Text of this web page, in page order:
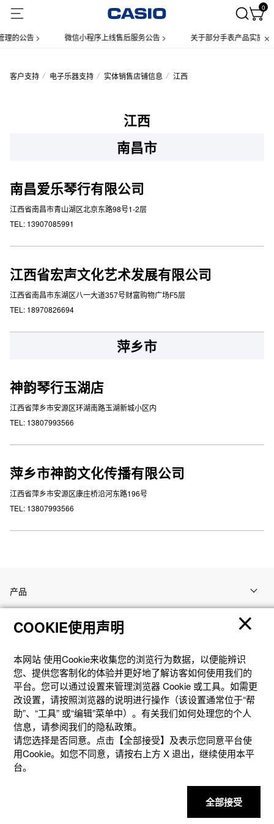
0
的公告 > 微信小程序上线售后服务公告 > 关于部分手表产品实施【
客户支持 电子乐器支持 实体销售店铺信息 江西
江西
南昌市
南昌爱乐琴行有限公司
江西省南昌市青山湖区北京东路98号1-2层
TEL: 13907085991
江西省宏声文化艺术发展有限公司
江西省南昌市东湖区八一大道357号财富购物广场F5层
TEL: 18970826694
萍乡市
神韵琴行玉湖店
江西省萍乡市安源区环湖南路玉湖新城小区内
TEL: 13807993566
萍乡市神韵文化传播有限公司
江西省萍乡市安源区康庄桥沿河东路196号
TEL: 13807993566
产品
客户支持
资讯
社交媒体
© 2025 卡西欧（中国）贸易有限公司 CASIO(China) Co., Ltd
COOKIE使用声明
本网站 使⽤Cookie来收集您的浏览⾏为数据，以便能辨识
您、提供您客制化的体验并更好地了解访客如何使⽤我们的
平台。您可以通过设置来管理浏览器 Cookie 或⼯具。如需更
改设置，请按照浏览器的说明进⾏操作（该设置通常位于“帮
助”、“⼯具” 或“编辑”菜单中）。有关我们如何处理您的个⼈
信息，请参阅我们的隐私政策。
请您选择是否同意。点击【全部接受】及表示您同意平台使
用Cookie。如您不同意，请按右上⽅ X 退出，继续使⽤本平
台。
全部接受